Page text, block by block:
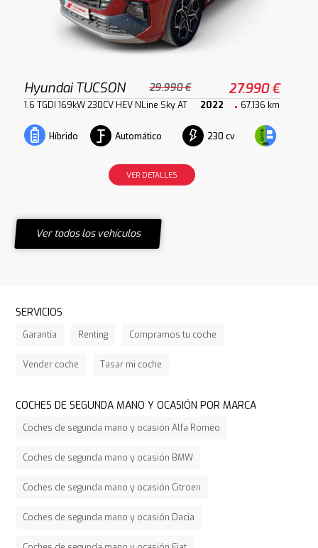
Hyundai TUCSON 29.990 € 27.990 €
1.6 TGDI 169kW 230CV HEV NLine Sky AT 2022 67.136 km
Híbrido Automático 230 cv
VER DETALLES
Ver todos los vehículos
SERVICIOS
Garantía Renting Compramos tu coche
Vender coche Tasar mi coche
COCHES DE SEGUNDA MANO Y OCASIÓN POR MARCA
Coches de segunda mano y ocasión Alfa Romeo
Coches de segunda mano y ocasión BMW
Coches de segunda mano y ocasión Citroen
Coches de segunda mano y ocasión Dacia